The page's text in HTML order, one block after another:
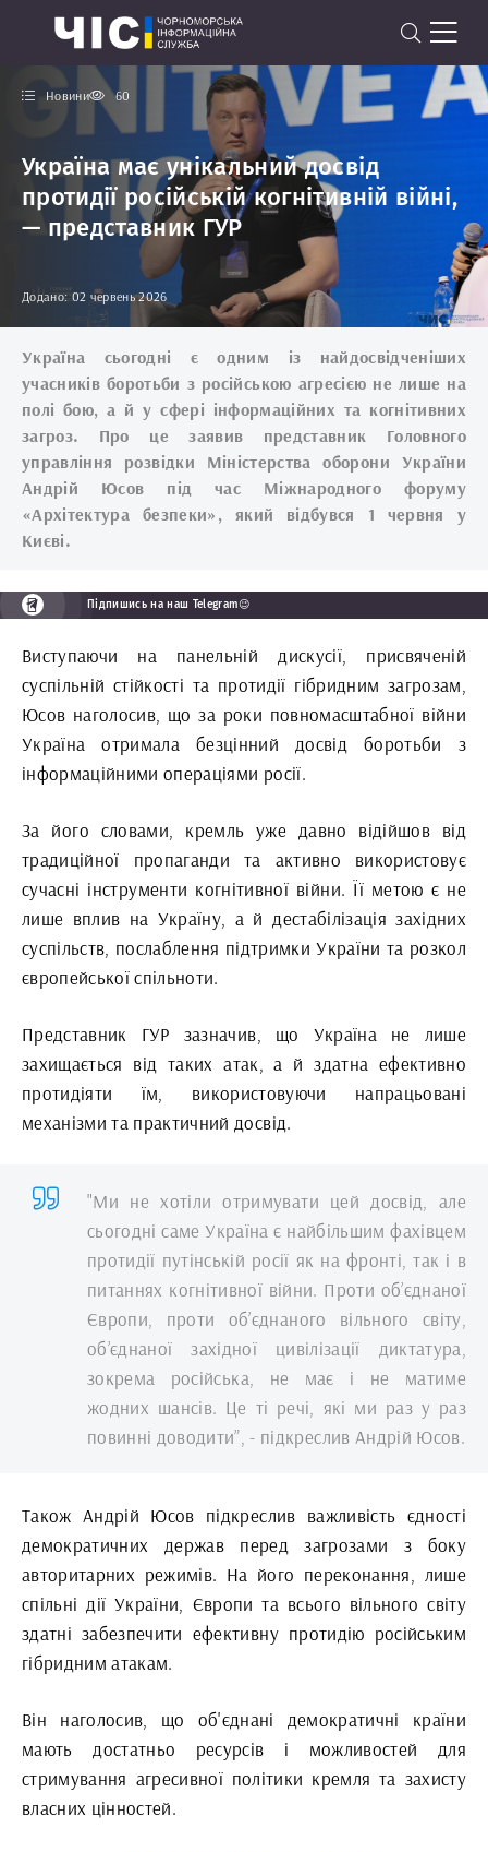
Новини 60
Україна має унікальний досвід
протидії російській когнітивній війні,
— представник ГУР
Додано: 02 червень 2026
Україна сьогодні є одним із найдосвідченіших
учасників боротьби з російською агресією не лише на
полі бою, а й у сфері інформаційних та когнітивних
загроз. Про це заявив представник Головного
управління розвідки Міністерства оборони України
Андрій Юсов під час Міжнародного форуму
«Архітектура безпеки», який відбувся 1 червня у
Києві.
Підпишись на наш Telegram😉
Виступаючи на панельній дискусії, присвяченій
суспільній стійкості та протидії гібридним загрозам,
Юсов наголосив, що за роки повномасштабної війни
Україна отримала безцінний досвід боротьби з
інформаційними операціями росії.
За його словами, кремль уже давно відійшов від
традиційної пропаганди та активно використовує
сучасні інструменти когнітивної війни. Її метою є не
лише вплив на Україну, а й дестабілізація західних
суспільств, послаблення підтримки України та розкол
європейської спільноти.
Представник ГУР зазначив, що Україна не лише
захищається від таких атак, а й здатна ефективно
протидіяти їм, використовуючи напрацьовані
механізми та практичний досвід.
"Ми не хотіли отримувати цей досвід, але
сьогодні саме Україна є найбільшим фахівцем
протидії путінській росії як на фронті, так і в
питаннях когнітивної війни. Проти об’єднаної
Європи, проти об’єднаного вільного світу,
об’єднаної західної цивілізації диктатура,
зокрема російська, не має і не матиме
жодних шансів. Це ті речі, які ми раз у раз
повинні доводити”, - підкреслив Андрій Юсов.
Також Андрій Юсов підкреслив важливість єдності
демократичних держав перед загрозами з боку
авторитарних режимів. На його переконання, лише
спільні дії України, Європи та всього вільного світу
здатні забезпечити ефективну протидію російським
гібридним атакам.
Він наголосив, що об'єднані демократичні країни
мають достатньо ресурсів і можливостей для
стримування агресивної політики кремля та захисту
власних цінностей.